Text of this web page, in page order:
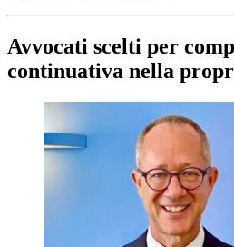
Avvocati scelti per
continuativa nella